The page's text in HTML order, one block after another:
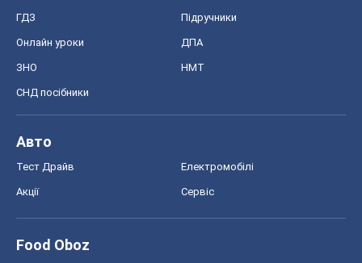
ГДЗ Підручники
Онлайн уроки ДПА
ЗНО НМТ
СНД посібники
Авто
Тест Драйв Електромобілі
Акції Сервіс
Food Oboz